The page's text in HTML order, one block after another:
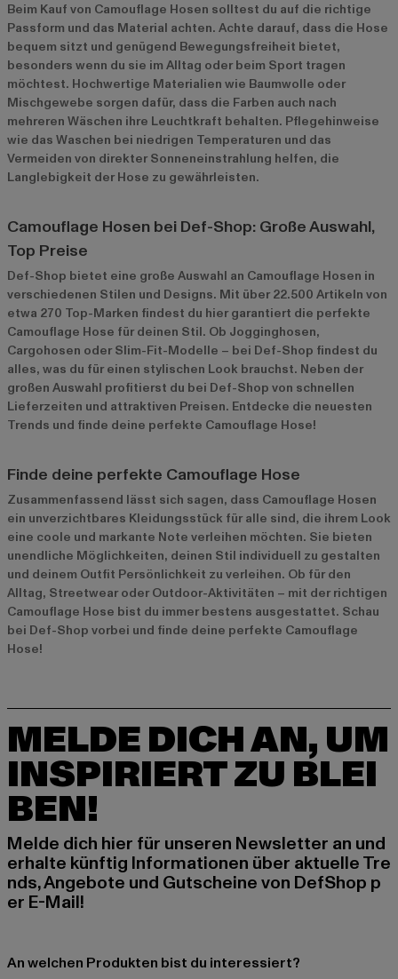
Beim Kauf von Camouflage Hosen solltest du auf die richtige
Passform und das Material achten. Achte darauf, dass die Hose
bequem sitzt und genügend Bewegungsfreiheit bietet,
besonders wenn du sie im Alltag oder beim Sport tragen
möchtest. Hochwertige Materialien wie Baumwolle oder
Mischgewebe sorgen dafür, dass die Farben auch nach
mehreren Wäschen ihre Leuchtkraft behalten. Pflegehinweise
wie das Waschen bei niedrigen Temperaturen und das
Vermeiden von direkter Sonneneinstrahlung helfen, die
Langlebigkeit der Hose zu gewährleisten.
Camouflage Hosen bei Def-Shop: Große Auswahl,
Top Preise
Def-Shop bietet eine große Auswahl an Camouflage Hosen in
verschiedenen Stilen und Designs. Mit über 22.500 Artikeln von
etwa 270 Top-Marken findest du hier garantiert die perfekte
Camouflage Hose für deinen Stil. Ob Jogginghosen,
Cargohosen oder Slim-Fit-Modelle – bei Def-Shop findest du
alles, was du für einen stylischen Look brauchst. Neben der
großen Auswahl profitierst du bei Def-Shop von schnellen
Lieferzeiten und attraktiven Preisen. Entdecke die neuesten
Trends und finde deine perfekte Camouflage Hose!
Finde deine perfekte Camouflage Hose
Zusammenfassend lässt sich sagen, dass Camouflage Hosen
ein unverzichtbares Kleidungsstück für alle sind, die ihrem Look
eine coole und markante Note verleihen möchten. Sie bieten
unendliche Möglichkeiten, deinen Stil individuell zu gestalten
und deinem Outfit Persönlichkeit zu verleihen. Ob für den
Alltag, Streetwear oder Outdoor-Aktivitäten – mit der richtigen
Camouflage Hose bist du immer bestens ausgestattet. Schau
bei Def-Shop vorbei und finde deine perfekte Camouflage
Hose!
MELDE DICH AN, UM
INSPIRIERT ZU BLEI
BEN!
Melde dich hier für unseren Newsletter an und
erhalte künftig Informationen über aktuelle Tre
nds, Angebote und Gutscheine von DefShop p
er E-Mail!
An welchen Produkten bist du interessiert?